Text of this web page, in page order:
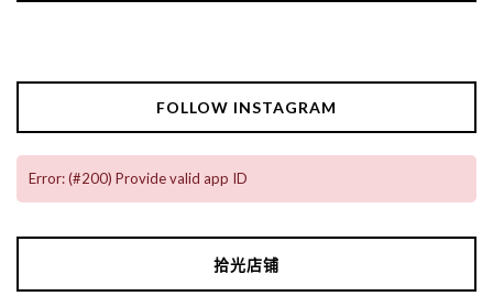
FOLLOW INSTAGRAM
Error: (#200) Provide valid app ID
拾光店铺